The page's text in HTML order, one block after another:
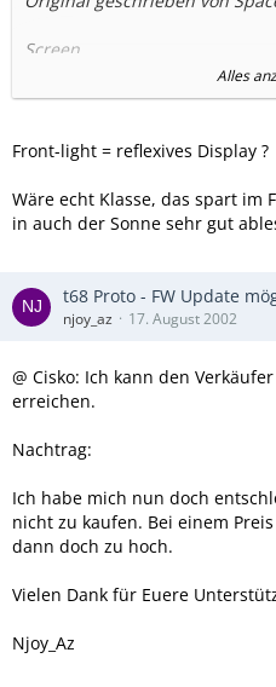
Screen
Size, flip closed: 208 x 144
Pixel Size: 0.192 mm
Surface: Touch-sensitive, anti-
Illumination: Front-light
Alles
Front-light = reflexives Display ?
Wäre echt Klasse, das spart im
in auch der Sonne sehr gut
t68 Proto - FW Update
njoy_az 17. August 2002
@ Cisko: Ich kann den
erreichen.
Nachtrag:
Ich habe mich nun doch
nicht zu kaufen. Bei einem
dann doch zu hoch.
Vielen Dank für Euere
Njoy_Az